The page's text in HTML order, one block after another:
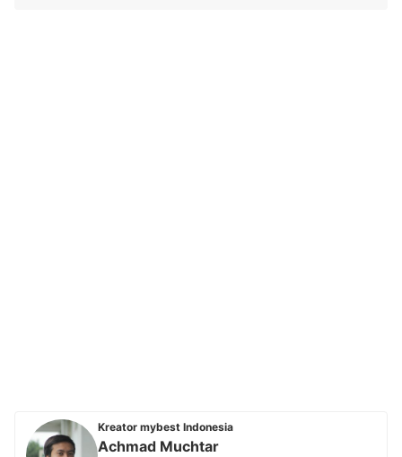
Kreator mybest Indonesia
Achmad Muchtar